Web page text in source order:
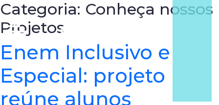
Categoria: Conheça nossos
Projetos
Enem Inclusivo e
Especial: projeto
reúne alunos